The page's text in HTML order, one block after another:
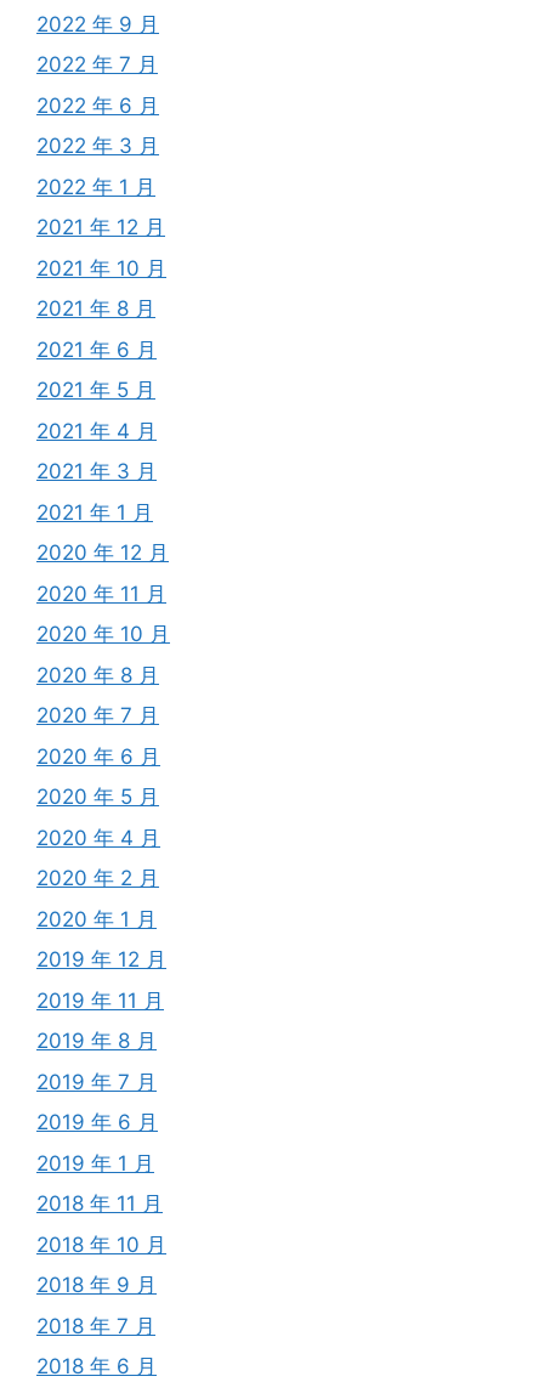
2022 年 9 月
2022 年 7 月
2022 年 6 月
2022 年 3 月
2022 年 1 月
2021 年 12 月
2021 年 10 月
2021 年 8 月
2021 年 6 月
2021 年 5 月
2021 年 4 月
2021 年 3 月
2021 年 1 月
2020 年 12 月
2020 年 11 月
2020 年 10 月
2020 年 8 月
2020 年 7 月
2020 年 6 月
2020 年 5 月
2020 年 4 月
2020 年 2 月
2020 年 1 月
2019 年 12 月
2019 年 11 月
2019 年 8 月
2019 年 7 月
2019 年 6 月
2019 年 1 月
2018 年 11 月
2018 年 10 月
2018 年 9 月
2018 年 7 月
2018 年 6 月